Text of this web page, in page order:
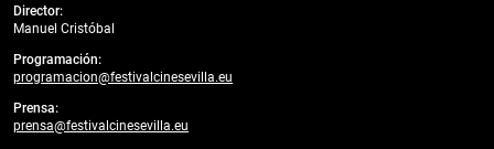
Director:
Manuel Cristóbal
Programación:
programacion@festivalcinesevilla.eu
Prensa:
prensa@festivalcinesevilla.eu